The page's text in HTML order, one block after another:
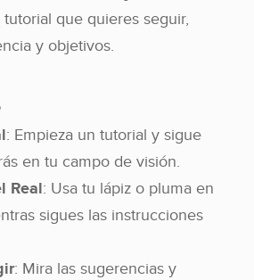
que quieres seguir,
y objetivos.
: Empieza un tutorial y sigue
en tu campo de visión.
Real: Usa tu lápiz o pluma en
sigues las instrucciones
: Mira las sugerencias y